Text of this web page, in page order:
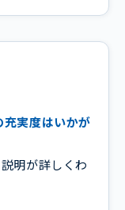
実度はいかが
明が詳しくわ